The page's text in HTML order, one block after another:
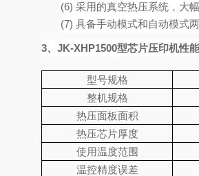
(6) 采用的真空热压系统，大
(7) 具备手动模式和自动模式
3、 JK-XHP1500型芯片压印机性
型号规格
整机规格
热压面板面积
热压芯片厚度
使用温度范围
温控精度误差